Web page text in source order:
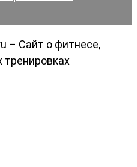
– Сайт о фитнесе,